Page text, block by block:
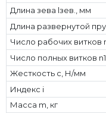
Длина зева lзев., мм
Длина развернутой
Число рабочих витков
Число полных витков n1
Жесткость с, Н/мм
Индекс i
Масса m, кг